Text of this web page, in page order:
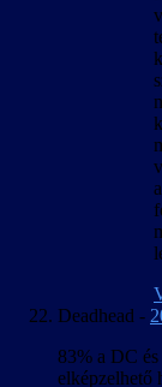
Deadhead -
83% a DC és
elképzelhető